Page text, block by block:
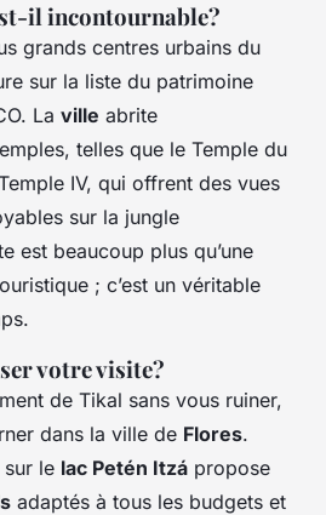
il incontournable?
grands centres urbains du
sur la liste du patrimoine
La ville abrite
telles que le Temple du
IV, qui offrent des vues
sur la jungle
est beaucoup plus qu’une
; c’est un véritable
votre visite?
de Tikal sans vous ruiner,
dans la ville de Flores.
le lac Petén Itzá propose
adaptés à tous les budgets et